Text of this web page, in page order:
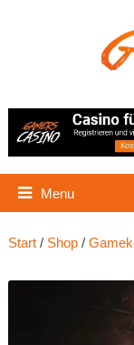
Menu
Start/ Shop/